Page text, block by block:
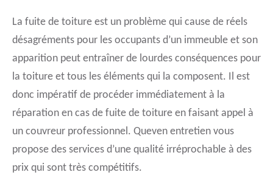
La fuite de toiture est un problème qui cause de réels
désagréments pour les occupants d’un immeuble et son
apparition peut entraîner de lourdes conséquences pour
la toiture et tous les éléments qui la composent. Il est
donc impératif de procéder immédiatement à la
réparation en cas de fuite de toiture en faisant appel à
un couvreur professionnel. Queven entretien vous
propose des services d’une qualité irréprochable à des
prix qui sont très compétitifs.